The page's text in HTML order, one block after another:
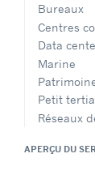
Bureaux
Centres
Data
Marine
Petit
Réseaux
APERÇU DU